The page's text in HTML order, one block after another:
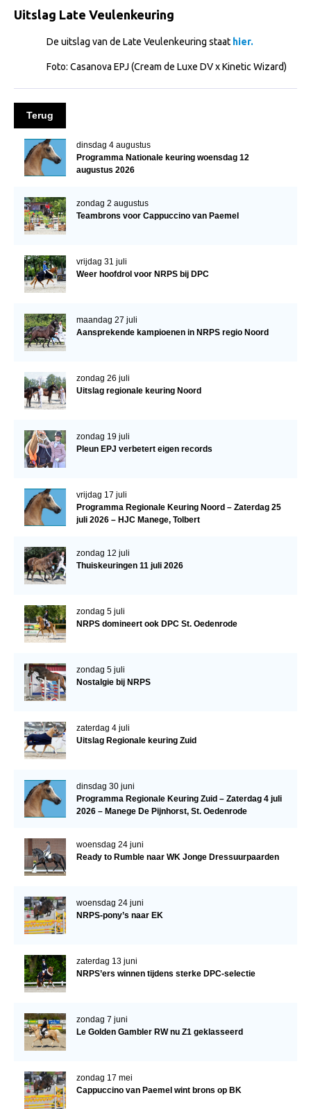
Import registratie
Formulier overschrijven op naam
Animal Health Regulation
Gids voor Goede Praktijken
Marktplaats
Tarievenlijst
Veel gestelde vragen
Evenementen
NRPS Keuringen
Nationale Keuring
Sport
Wereldkampioenschap Jonge Paarden
Dutch Pony Championship
Arabian Horse Events
Veulenregistratie
Veulens en merries
PEDIGREE ONLINE
Onze fokkerij
Informatie veulen registratie
NRPS-Boegbeeld
Röntgenonderzoek
Dekhengsten
Zoek een hengst
HENGSTEN ONLINE
Hengstenselectie
AANMELDEN HENGSTENKEURING ONDER HET
Uitslag Late Veulenkeuring
De uitslag van de Late Veulenkeuring staat hier.
Foto: Casanova EPJ (Cream de Luxe DV x Kinetic Wizard)
Terug
dinsdag 4 augustus
Programma Nationale keuring woensdag 12
augustus 2026
zondag 2 augustus
Teambrons voor Cappuccino van Paemel
vrijdag 31 juli
Weer hoofdrol voor NRPS bij DPC
maandag 27 juli
Aansprekende kampioenen in NRPS regio Noord
zondag 26 juli
Uitslag regionale keuring Noord
zondag 19 juli
Pleun EPJ verbetert eigen records
vrijdag 17 juli
Programma Regionale Keuring Noord – Zaterdag 25
juli 2026 – HJC Manege, Tolbert
zondag 12 juli
Thuiskeuringen 11 juli 2026
zondag 5 juli
NRPS domineert ook DPC St. Oedenrode
zondag 5 juli
Nostalgie bij NRPS
zaterdag 4 juli
Uitslag Regionale keuring Zuid
dinsdag 30 juni
Programma Regionale Keuring Zuid – Zaterdag 4 juli
2026 – Manege De Pijnhorst, St. Oedenrode
woensdag 24 juni
Ready to Rumble naar WK Jonge Dressuurpaarden
woensdag 24 juni
NRPS-pony’s naar EK
zaterdag 13 juni
NRPS’ers winnen tijdens sterke DPC-selectie
zondag 7 juni
Le Golden Gambler RW nu Z1 geklasseerd
zondag 17 mei
Cappuccino van Paemel wint brons op BK